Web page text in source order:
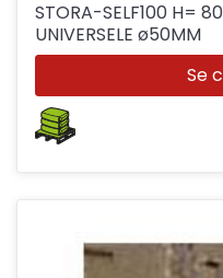
STORA-SELF100 H=
UNIVERSELE ø50MM
Se